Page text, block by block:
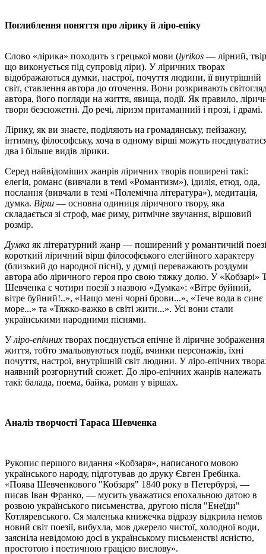
Поглиблення поняття про лірику й ліро-епіку
Слово «лірика» походить з грецької мови (lyrikos — лірний,
що виконується під супровід ліри). У ліричних творах
відображаються думки, настрої, почуття людини, її внутрішній
світ, ставлення автора до оточення. Вони розкривають
автора, його погляди на життя, явища, події. Як правило,
твори безсюжетні. До речі, ліризм притаманний і прозі, і драмі.
Лірику, як ви знаєте, поділяють на громадянську, пейзажну,
інтимну, філософську, хоча в одному вірші можуть
два і більше видів лірики.
Серед найвідоміших жанрів ліричних творів поширені такі:
елегія, романс (вивчали в темі «Романтизм»), ідилія, етюд, ода,
послання (вивчали в темі «Полемічна література»), медитація,
думка. Вірш — основна одиниця ліричного твору, яка
складається зі строф, має риму, ритмічне звучання, віршовий
розмір.
Думка як літературний жанр — поширений у романтичній
короткий ліричний вірш філософського елегійного характеру
(близький до народної пісні), у думці переважають роздуми
автора або ліричного героя про свою тяжку долю. У «Кобзарі»
Шевченка є чотири поезії з назвою «Думка»: «Вітре буйний,
вітре буйний!..», «Нащо мені чорні брови...», «Тече вода в синє
море...» та «Тяжко-важко в світі жити...». Усі вони стали
українськими народними піснями.
Уліро-епічних творах поєднується епічне й ліричне зображення
життя, тобто змальовуються події, вчинки персонажів, їхні
почуття, настрої, внутрішній світ людини. У ліро-епічних
наявний розгорнутий сюжет. До ліро-епічних жанрів належать
такі: балада, поема, байка, роман у віршах.
Аналіз творчості Тараса Шевченка
Рукопис першого видання «Кобзаря», написаного мовою
українського народу, підготував до друку Євген Гребінка.
«Поява Шевченкового "Кобзаря" 1840 року в Петербурзі, —
писав Іван Франко, — мусить уважатися епохальною датою в
розвою українського письменства, другою після "Енеїди"
Котляревського. Ся маленька книжечка відразу відкрила немов
новий світ поезії, вибухла, мов джерело чистої, холодної води,
заясніла невідомою досі в українському письменстві ясністю,
простотою і поетичною грацією вислову».